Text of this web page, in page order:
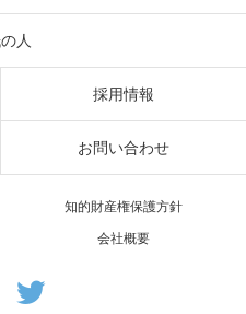
人
採用情報
お問い合わせ
知的財産権保護方針
会社概要